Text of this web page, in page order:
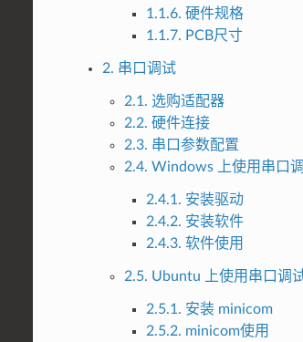
1.1.6. 硬件规格
1.1.7. PCB尺寸
2. 串口调试
2.1. 选购适配器
2.2. 硬件连接
2.3. 串口参数配置
2.4. Windows 上使用串口
2.4.1. 安装驱动
2.4.2. 安装软件
2.4.3. 软件使用
2.5. Ubuntu 上使用串口调
2.5.1. 安装 minicom
2.5.2. minicom使用